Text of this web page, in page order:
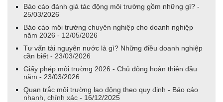
Báo cáo đánh giá tác động môi trường gồm những gì? -
25/03/2026
Báo cáo môi trường chuyên nghiệp cho doanh nghiệp
năm 2026 - 12/05/2026
Tư vấn tài nguyên nước là gì? Những điều doanh nghiệp
cần biết - 23/03/2026
Giấy phép môi trường 2026 - Chủ động hoàn thiện đầu
năm - 23/03/2026
Quan trắc môi trường lao động theo quy định - Báo cáo
nhanh, chính xác - 16/12/2025